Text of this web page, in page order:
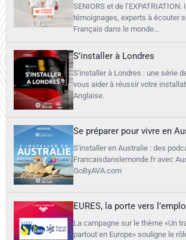
SENIORS et de l’EXPATRIATION.
témoignages, experts à écouter
Français dans le monde…
S’installer à Londres
S'installer à Londres : une série
vous aider à réussir votre
Anglaise.
Se préparer pour vivre en
S'installer en Australie : des
Francaisdanslemonde.fr avec
GoByAVA.com
EURES, la porte vers
La campagne sur le thème «Un
partout en Europe» souligne le